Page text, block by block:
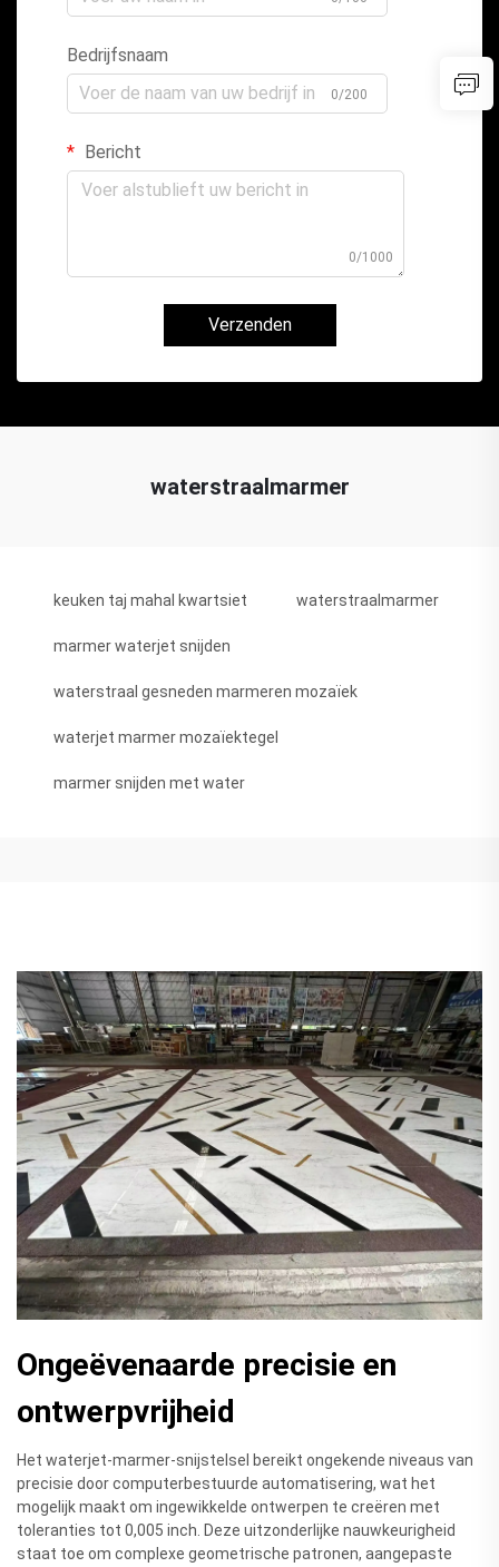
Bedrijfsnaam
0/200
Bericht
0/1000
Verzenden
waterstraalmarmer
keuken taj mahal kwartsiet waterstraalmarmer
marmer waterjet snijden
waterstraal gesneden marmeren mozaïek
waterjet marmer mozaïektegel
marmer snijden met water
Ongeëvenaarde precisie en
ontwerpvrijheid
Het waterjet-marmer-snijstelsel bereikt ongekende niveaus van
precisie door computerbestuurde automatisering, wat het
mogelijk maakt om ingewikkelde ontwerpen te creëren met
toleranties tot 0,005 inch. Deze uitzonderlijke nauwkeurigheid
staat toe om complexe geometrische patronen, aangepaste